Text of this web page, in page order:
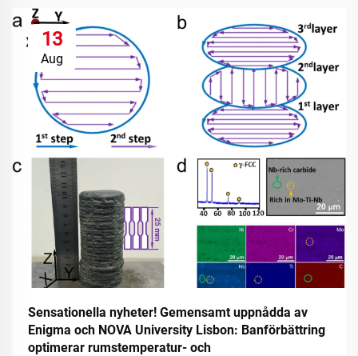
13
Aug
Sensationella nyheter! Gemensamt uppnådda av
Enigma och NOVA University Lisbon: Banförbättring
optimerar rumstemperatur- och